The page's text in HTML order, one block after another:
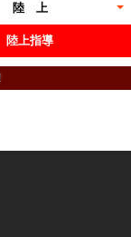
陸 上
陸上指導